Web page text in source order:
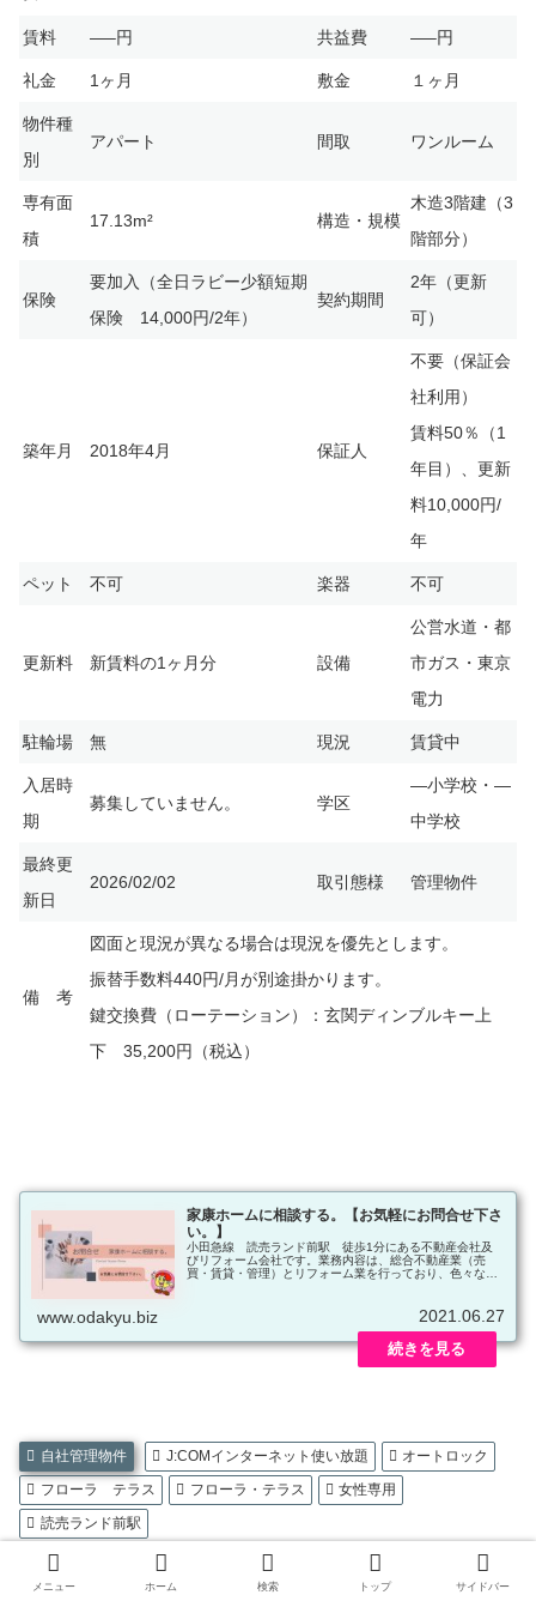
賃料 —–円 共益費 —–円
礼金 1ヶ月 敷金 １ヶ月
物件種
別
アパート 間取 ワンルーム
専有面
積
17.13m² 構造・規模
木造3階建（3
階部分）
保険
要加入（全日ラビー少額短期
保険 14,000円/2年）
契約期間
2年（更新
可）
築年月 2018年4月 保証人
不要（保証会
社利用）
賃料50％（1
年目）、更新
料10,000円/
年
ペット 不可 楽器 不可
更新料 新賃料の1ヶ月分 設備
公営水道・都
市ガス・東京
電力
駐輪場 無 現況 賃貸中
入居時
期
募集していません。 学区
—小学校・—
中学校
最終更
新日
2026/02/02 取引態様 管理物件
備 考
図面と現況が異なる場合は現況を優先とします。
振替手数料440円/月が別途掛かります。
鍵交換費（ローテーション）：玄関ディンブルキー上
下 35,200円（税込）
家康ホームに相談する。【お気軽にお問合せ下さ
い。】
小田急線 読売ランド前駅 徒歩1分にある不動産会社及
びリフォーム会社です。業務内容は、総合不動産業（売
買・賃貸・管理）とリフォーム業を行っており、色々なご
www.odakyu.biz 2021.06.27
自社管理物件 J:COMインターネット使い放題
オートロック
フローラ テラス
フローラ・テラス
女性専用
読売ランド前駅
ieyasuをフォローする
メニュー ホーム 検索 トップ サイドバー